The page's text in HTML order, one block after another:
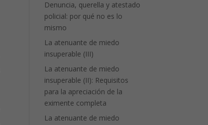
Denuncia, querella y atestado
policial: por qué no es lo
mismo
La atenuante de miedo
insuperable (III)
La atenuante de miedo
insuperable (II): Requisitos
para la apreciación de la
eximente completa
La atenuante de miedo